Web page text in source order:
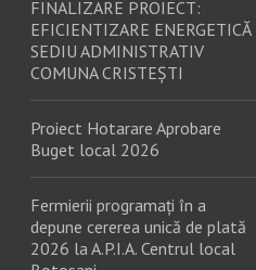
FINALIZARE PROIECT:
EFICIENTIZARE ENERGETICĂ
SEDIU ADMINISTRATIV
COMUNA CRISTEȘTI
Proiect Hotarare Aprobare
Buget local 2026
Fermierii programați în a
depune cererea unică de plată
2026 la A.P.I.A. Centrul local